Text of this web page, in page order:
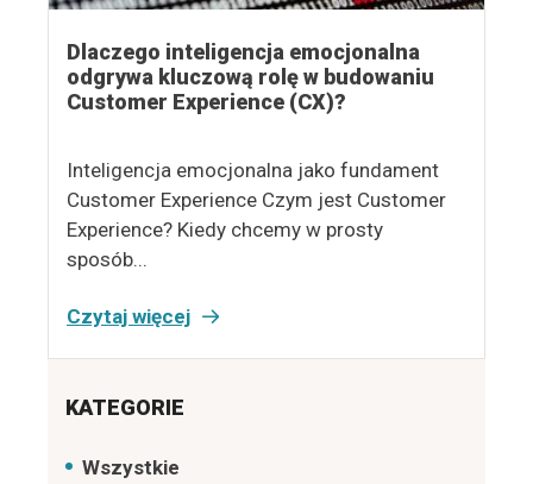
KATEGORIE
Wszystkie
Dlaczego inteligencja emocjonalna
odgrywa kluczową rolę w budowaniu
Customer Experience (CX)?
Inteligencja emocjonalna jako fundament
Customer Experience Czym jest Customer
Experience? Kiedy chcemy w prosty
sposób...
Czytaj więcej